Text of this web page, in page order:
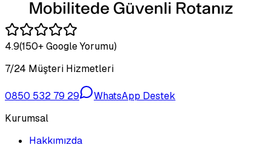
4.9(150+ Google Yorumu)
7/24 Müşteri Hizmetleri
0850 532 79 29
WhatsApp Destek
Kurumsal
Hakkımızda